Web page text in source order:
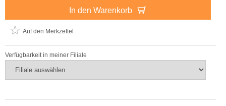
In den Warenkorb
Auf den Merkzettel
Verfügbarkeit in meiner Filiale